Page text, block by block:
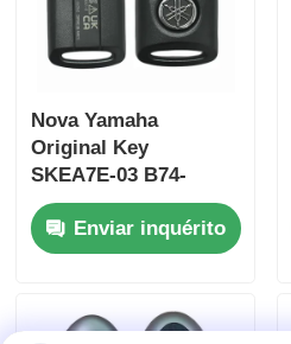
Casa
Vídeos
Nova Yamaha
Original Key
SKEA7E-03 B74-
H6261-02 662F-
SKEA7D03
Enviar inquérito